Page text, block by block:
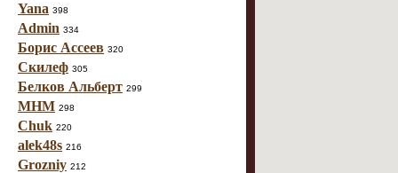
Yana 398
Admin 334
Борис Ассеев 320
Скилеф 305
Белков Альберт 299
МНМ 298
Chuk 220
alek48s 216
Grozniy 212